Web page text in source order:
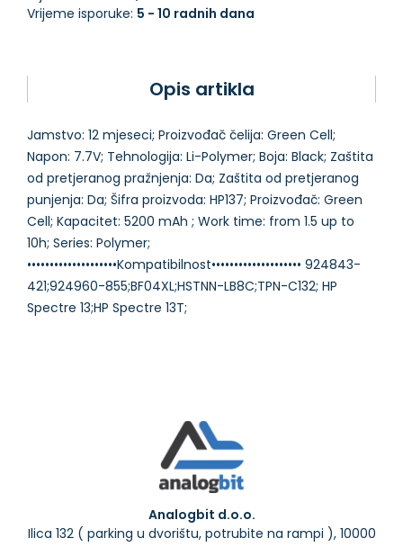
Vrijeme isporuke: 5 - 10 radnih dana
Opis artikla
Jamstvo: 12 mjeseci; Proizvođač čelija: Green Cell;
Napon: 7.7V; Tehnologija: Li-Polymer; Boja: Black; Zaštita
od pretjeranog pražnjenja: Da; Zaštita od pretjeranog
punjenja: Da; Šifra proizvoda: HP137; Proizvođač: Green
Cell; Kapacitet: 5200 mAh ; Work time: from 1.5 up to
10h; Series: Polymer;
••••••••••••••••••••Kompatibilnost•••••••••••••••••••• 924843-
421;924960-855;BF04XL;HSTNN-LB8C;TPN-C132; HP
Analogbit d.o.o.
Ilica 132 ( parking u dvorištu, potrubite na rampi ), 10000